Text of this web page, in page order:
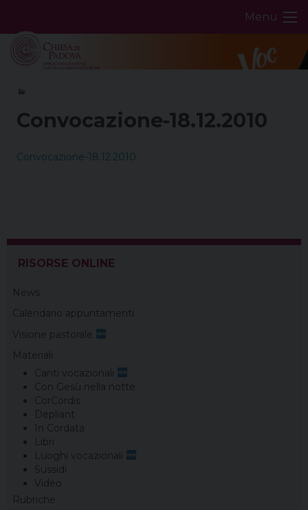
content
Menu
Convocazione-18.12.2010
Convocazione-18.12.2010
RISORSE ONLINE
News
Calendario appuntamenti
Visione pastorale
Materiali
Canti vocazionali
Con Gesù nella notte
CorCordis
Depliant
In Cordata
Libri
Luoghi vocazionali
Sussidi
Video
Rubriche